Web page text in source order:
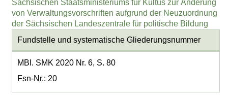
Sächsischen Staatsministeriums für Kultus zur Änderung
von Verwaltungsvorschriften aufgrund der Neuzuordnung
der Sächsischen Landeszentrale für politische Bildung
Fundstelle und systematische Gliederungsnummer
MBl. SMK 2020 Nr. 6, S. 80
Fsn-Nr.: 20